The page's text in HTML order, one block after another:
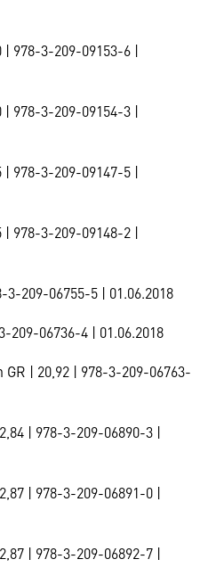
978-3-209-09153-6 |
978-3-209-09154-3 |
978-3-209-09147-5 |
978-3-209-09148-2 |
209-06755-5 | 01.06.2018
209-06736-4 | 01.06.2018
| 20,92 | 978-3-209-06763-
| 978-3-209-06890-3 |
| 978-3-209-06891-0 |
| 978-3-209-06892-7 |